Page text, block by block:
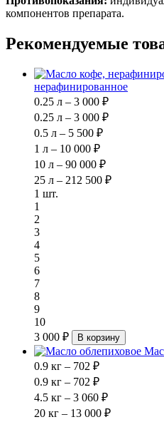
компонентов препарата.
Рекомендуемые
нерафинированное
0.25 л – 3 000 ₽
0.25 л – 3 000 ₽
0.5 л – 5 500 ₽
1 л – 10 000 ₽
10 л – 90 000 ₽
25 л – 212 500 ₽
1 шт.
1
2
3
4
5
6
7
8
9
10
3 000 ₽
В корзину
0.9 кг – 702 ₽
0.9 кг – 702 ₽
4.5 кг – 3 060 ₽
20 кг – 13 000 ₽